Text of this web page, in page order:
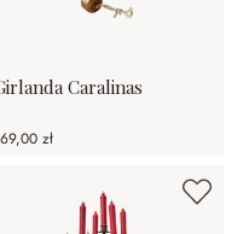
Caralinas
zł